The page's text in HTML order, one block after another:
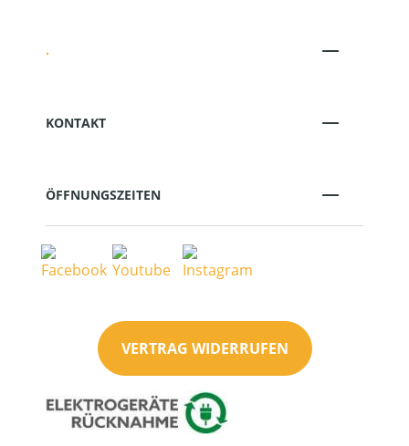
.
KONTAKT
ÖFFNUNGSZEITEN
VERTRAG WIDERRUFEN